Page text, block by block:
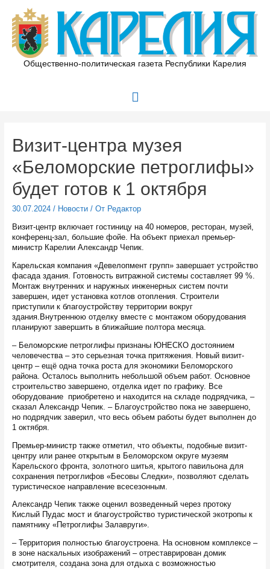
содержимому
Общественно-политическая газета Республики Карелия
Главное
Визит-центра музея
«Беломорские петроглифы»
будет готов к 1 октября
30.07.2024/ Новости/ От Редактор
Визит-центр включает гостиницу на 40 номеров, ресторан, музей,
конференц-зал, большие фойе. На объект приехал премьер-
министр Карелии Александр Чепик.
Карельская компания «Девелопмент групп» завершает устройство
фасада здания. Готовность витражной системы составляет 99 %.
Монтаж внутренних и наружных инженерных систем почти
завершен, идет установка котлов отопления. Строители
приступили к благоустройству территории вокруг
здания.Внутреннюю отделку вместе с монтажом оборудования
планируют завершить в ближайшие полтора месяца.
– Беломорские петроглифы признаны ЮНЕСКО достоянием
человечества – это серьезная точка притяжения. Новый визит-
центр – ещё одна точка роста для экономики Беломорского
района. Осталось выполнить небольшой объем работ. Основное
строительство завершено, отделка идет по графику. Все
оборудование приобретено и находится на складе подрядчика, –
сказал Александр Чепик. – Благоустройство пока не завершено,
но подрядчик заверил, что весь объем работы будет выполнен до
1 октября.
Премьер-министр также отметил, что объекты, подобные визит-
центру или ранее открытым в Беломорском округе музеям
Карельского фронта, золотного шитья, крытого павильона для
сохранения петроглифов «Бесовы Следки», позволяют сделать
туристическое направление всесезонным.
Александр Чепик также оценил возведенный через протоку
Кислый Пудас мост и благоустройство туристической экотропы к
памятнику «Петроглифы Залавруги».
– Территория полностью благоустроена. На основном комплексе –
в зоне наскальных изображений – отреставрирован домик
смотрителя, создана зона для отдыха с возможностью